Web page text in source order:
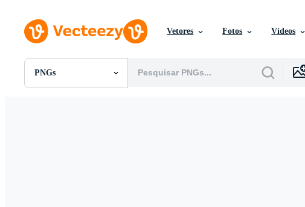
Vetores Fotos Vídeos
PNGs
Todas Imagens